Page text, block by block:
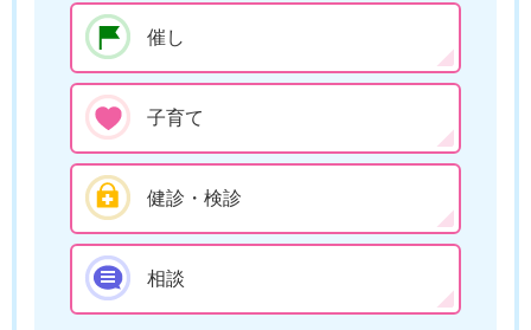
催し
子育て
健診・検診
相談